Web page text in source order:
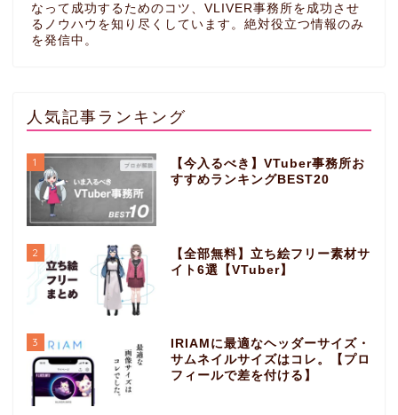
なって成功するためのコツ、VLIVER事務所を成功させ
るノウハウを知り尽くしています。絶対役立つ情報のみ
を発信中。
人気記事ランキング
1
【今入るべき】VTuber事務所お
すすめランキングBEST20
2
【全部無料】立ち絵フリー素材サ
イト6選【VTuber】
3
IRIAMに最適なヘッダーサイズ・
サムネイルサイズはコレ。【プロ
フィールで差を付ける】